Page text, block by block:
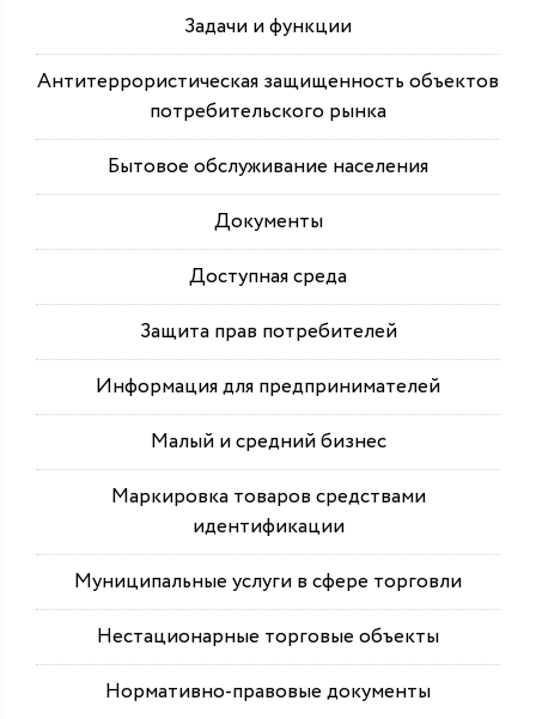
Задачи и функции
Антитеррористическая защищенность объектов
потребительского рынка
Бытовое обслуживание населения
Документы
Доступная среда
Защита прав потребителей
Информация для предпринимателей
Малый и средний бизнес
Маркировка товаров средствами
идентификации
Муниципальные услуги в сфере торговли
Нестационарные торговые объекты
Нормативно-правовые документы